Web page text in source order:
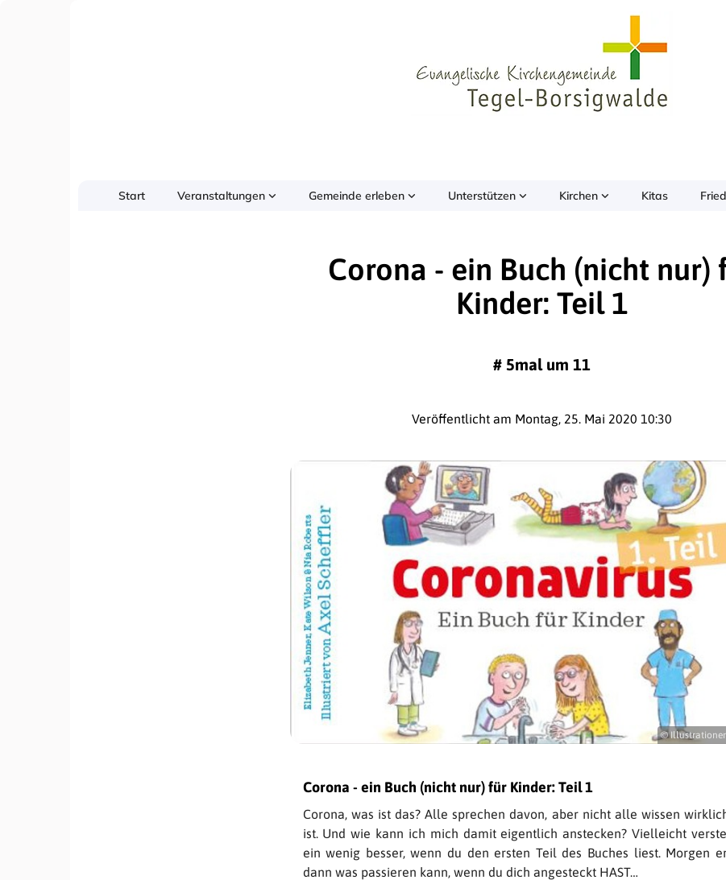
Start Veranstaltungen Gemeinde erleben Unterstützen Kirchen Kitas
Corona - ein Buch (nicht nur)
Kinder: Teil 1
# 5mal um 11
Veröffentlicht am Montag, 25. Mai 2020 10:30
©
Corona - ein Buch (nicht nur) für Kinder: Teil 1
Corona, was ist das? Alle sprechen davon, aber nicht alle wissen
ist. Und wie kann ich mich damit eigentlich anstecken? Vielleicht
ein wenig besser, wenn du den ersten Teil des Buches liest. Morgen
dann was passieren kann, wenn du dich angesteckt HAST…